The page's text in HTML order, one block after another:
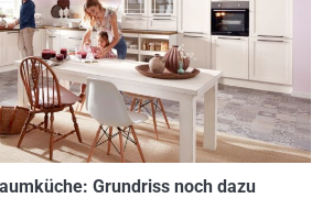
Grundriss noch dazu